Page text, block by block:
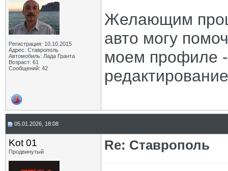
Регистрация: 10.10.2015
Адрес: Ставрополь
Автомобиль: Лада Гранта
Возраст: 61
Сообщений: 42
Желающим
авто могу
моем профиле -
05.01.2026, 18:08
Kot 01
Продвинутый Re: Ставрополь